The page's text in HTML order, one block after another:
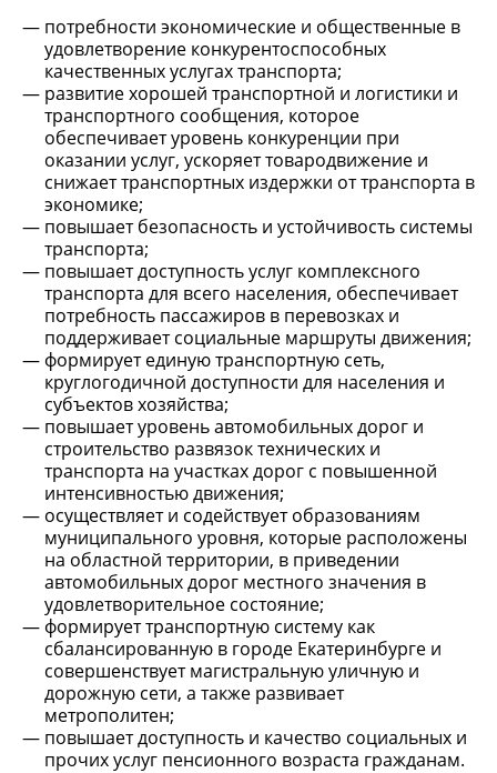
потребности экономические и общественные в
удовлетворение конкурентоспособных
качественных услугах транспорта;
развитие хорошей транспортной и логистики и
транспортного сообщения, которое
обеспечивает уровень конкуренции при
оказании услуг, ускоряет товародвижение и
снижает транспортных издержки от транспорта в
экономике;
повышает безопасность и устойчивость системы
транспорта;
повышает доступность услуг комплексного
транспорта для всего населения, обеспечивает
потребность пассажиров в перевозках и
поддерживает социальные маршруты движения;
формирует единую транспортную сеть,
круглогодичной доступности для населения и
субъектов хозяйства;
повышает уровень автомобильных дорог и
строительство развязок технических и
транспорта на участках дорог с повышенной
интенсивностью движения;
осуществляет и содействует образованиям
муниципального уровня, которые расположены
на областной территории, в приведении
автомобильных дорог местного значения в
удовлетворительное состояние;
формирует транспортную систему как
сбалансированную в городе Екатеринбурге и
совершенствует магистральную уличную и
дорожную сети, а также развивает
метрополитен;
повышает доступность и качество социальных и
прочих услуг пенсионного возраста гражданам.